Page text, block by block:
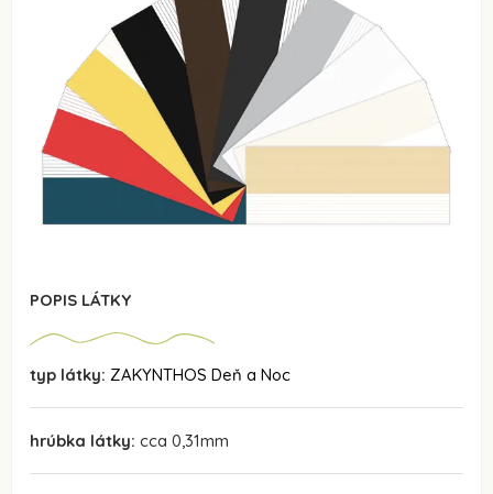
POPIS LÁTKY
typ látky: ZAKYNTHOS Deň a Noc
hrúbka látky: cca 0,31mm